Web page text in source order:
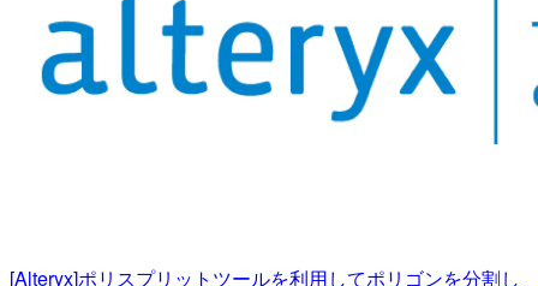
[Alteryx]ポリスプリットツールを利用してポリゴンを分割し